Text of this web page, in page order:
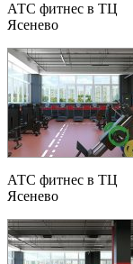
АТС фитнес в ТЦ
Ясенево
АТС фитнес в ТЦ
Ясенево